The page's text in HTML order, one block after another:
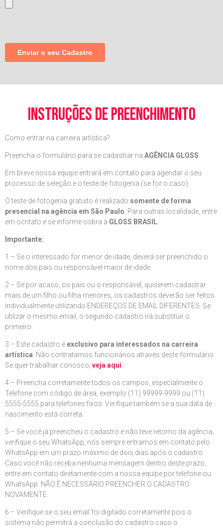
instruções de preenchimento
Como entrar na carreira artística?
Preencha o formulário para se cadastrar na AGÊNCIA GLOSS
Em breve nossa equipe entrará em contato para agendar o seu
processo de seleção e o teste de fotogenia (se for o caso).
O teste de fotogenia gratuito é realizado somente de forma
presencial na agência em São Paulo . Para outras localidade, entre
em ocntato e se informe sobra a GLOSS BRASIL
Importante:
1 – Se o interessado for menor de idade, deverá ser preenchido o
nome dos pais ou responsável maior de idade.
2 – Se por acaso, os pais ou o responsável, quiserem cadastrar
mais de um filho ou filha menores, os cadastros deverão ser feitos
individualmente utilizando ENDEREÇOS DE EMAIL DIFERENTES. Se
utilizar o mesmo email, o segundo cadastro irá substituir o
primeiro.
3 – Este cadastro é exclusivo para interessados na carreira
artística . Não contratamos funcionários através deste formulário.
Se quer trabalhar conosco, veja aqui
4 – Preencha corretamente todos os campos, especialmente o
Telefone com código de área, exemplo (11) 99999-9999 ou (11)
5555-5555 para telefones fixos. Verifique também se a sua data de
nascimento está correta.
5 – Se você já preencheu o cadastro e não teve retorno da agência,
verifique o seu WhatsApp, nós sempre entramos em contato pelo
WhatsApp em um prazo máximo de dois dias após o cadastro.
Caso você não receba nenhuma mensagem dentro deste prazo,
entre em contato diretamente com a nossa equipe por telefone ou
WhatsApp. NÃO É NECESSÁRIO PREENCHER O CADASTRO
NOVAMENTE.
6 – Verifique se o seu email foi digitado corretamente pois o
sistema não permitrá a conclusão do cadastro caso o